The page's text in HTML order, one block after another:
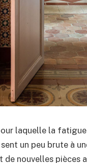
laquelle la
un peu brute à
nouvelles pièces